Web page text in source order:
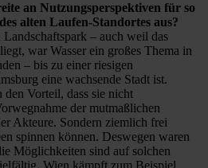
an Nutzungsperspektiven für so
alten Laufen-Standortes aus?
– auch weil das
war Wasser ein großes Thema in
– bis zu einer riesigen
eine wachsende Stadt ist.
den Vorteil, dass sie nicht
der mutmaßlichen
Akteure. Sondern ziemlich frei
spinnen können. Deswegen waren
Möglichkeiten sind auf solchen
Wien kämpft zum Beispiel